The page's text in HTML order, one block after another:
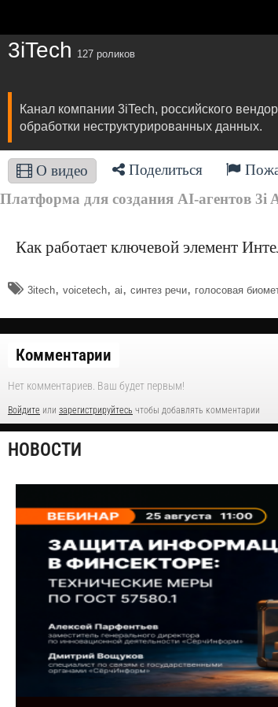
3iTech 127 роликов
Канал компании 3iTech, российского
обработки неструктурированных данных.
О видео Поделиться
Платформа для создания AI-агентов 3i
Как работает ключевой элемент
3itech, voicetech, ai, синтез речи, голосовая
Комментарии
Нет комментариев. Ваш будет первым!
Войдите или зарегистрируйтесь чтобы добавлять комментарии
НОВОСТИ